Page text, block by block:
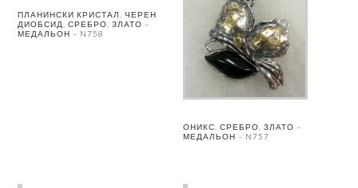
ПЛАНИНСКИ КРИСТАЛ, ЧЕРЕН
ДИОБСИД, СРЕБРО, ЗЛАТО –
МЕДАЛЬОН – N758
ОНИКС, СРЕБРО, ЗЛАТО –
МЕДАЛЬОН – N757